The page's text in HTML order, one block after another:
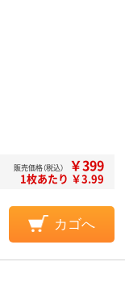
販売価格（税込） ￥399
1枚あたり ￥3.99
カゴへ